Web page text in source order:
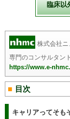
臨床以
株式会社
専門のコンサルタン
https://www.e-
目次
キャリアってそも